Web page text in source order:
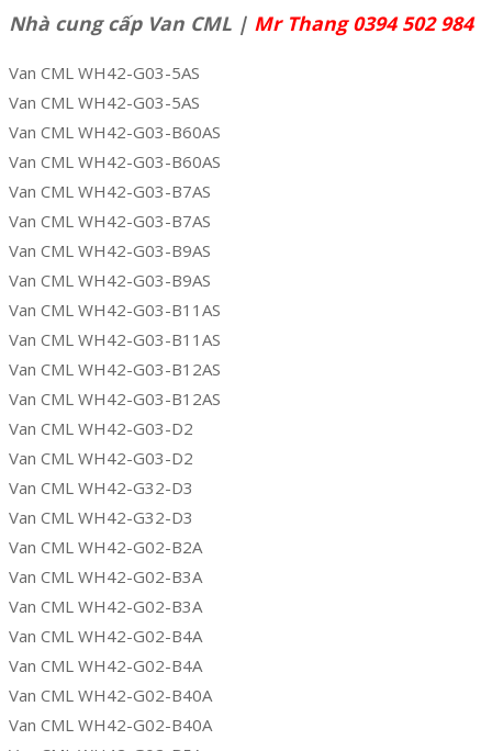
Nhà cung cấp Van CML | Mr Thang 0394 502 984
Van CML WH42-G03-5AS
Van CML WH42-G03-5AS
Van CML WH42-G03-B60AS
Van CML WH42-G03-B60AS
Van CML WH42-G03-B7AS
Van CML WH42-G03-B7AS
Van CML WH42-G03-B9AS
Van CML WH42-G03-B9AS
Van CML WH42-G03-B11AS
Van CML WH42-G03-B11AS
Van CML WH42-G03-B12AS
Van CML WH42-G03-B12AS
Van CML WH42-G03-D2
Van CML WH42-G03-D2
Van CML WH42-G32-D3
Van CML WH42-G32-D3
Van CML WH42-G02-B2A
Van CML WH42-G02-B3A
Van CML WH42-G02-B3A
Van CML WH42-G02-B4A
Van CML WH42-G02-B4A
Van CML WH42-G02-B40A
Van CML WH42-G02-B40A